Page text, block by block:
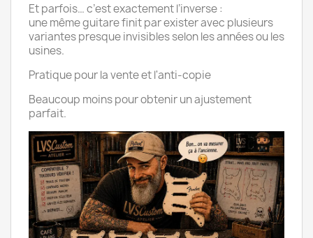
Et parfois… c’est exactement l’inverse :
une même guitare finit par exister avec plusieurs
variantes presque invisibles selon les années ou les
usines.
Pratique pour la vente et l'anti-copie
Beaucoup moins pour obtenir un ajustement
parfait.